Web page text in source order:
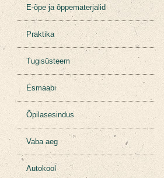
E-õpe ja õppematerjalid
Praktika
Tugisüsteem
Esmaabi
Õpilasesindus
Vaba aeg
Autokool